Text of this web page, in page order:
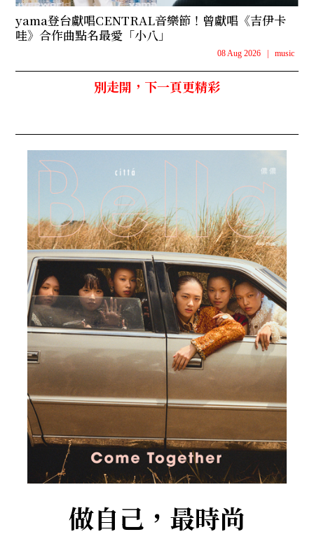
yama登台獻唱CENTRAL音樂節！曾獻唱《吉伊卡
哇》合作曲點名最愛「小八」
08 Aug 2026 music
別走開，下一頁更精彩
做自己，最時尚